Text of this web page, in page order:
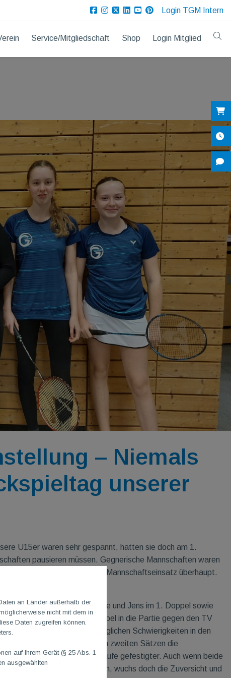
Login TGM Intern
Service/Mitgliedschaft Shop Login Mitglied
– Niemals
unserer
U15er waren sehr gespannt, hatten sie doch am 1.
pausieren müssen. Gegnerische Mannschaften waren
und Marlene war es der 1. Mannschaftseinsatz überhaupt.
Etwas nervös starteten Marie und Jens im 1. Doppel sowie
Marlene und Mona im 2. Doppel in die Partie gegen den TV
Mainz-Zahlbach. Nach anfänglichen Schwierigkeiten in den
ersten Sätzen, wurden in den zweiten Sätzen die
Abstimmungen und Spielabläufe gefestigter. Auch wenn beide
Doppel an den Gegner gingen, wuchs doch die Zuversicht und
an Länder außerhalb der
nicht mit dem in
Daten zugreifen können.
auf Ihrem Gerät (§ 25 Abs. 1
ausgewählten